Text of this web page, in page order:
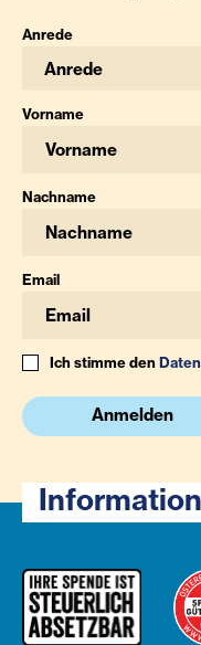
Anrede
Anrede
Vorname
Nachname
Email
Ich stimme den
Anmelden